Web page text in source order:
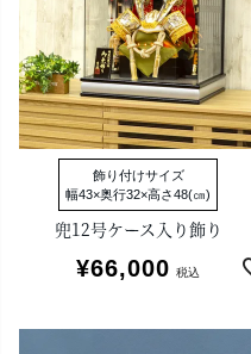
飾り付けサイズ
幅43×奥行32×高さ48(㎝)
兜12号ケース入り飾り
¥66,000 税込